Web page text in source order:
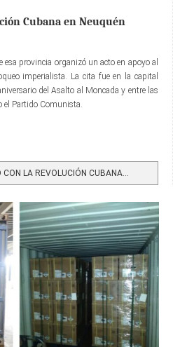
Cubana en Neuquén
provincia organizó un acto en apoyo al
imperialista. La cita fue en la capital
del Asalto al Moncada y entre las
el Partido Comunista.
LA REVOLUCIÓN CUBANA...